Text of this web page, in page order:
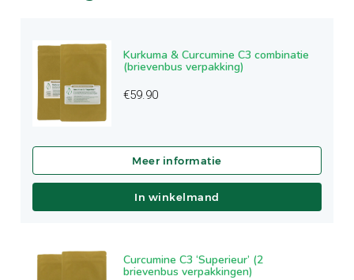
Kurkuma & Curcumine C3 combinatie
(brievenbus verpakking)
€59.90
In winkelmand
Curcumine C3 ‘Superieur’ (2
brievenbus verpakkingen)